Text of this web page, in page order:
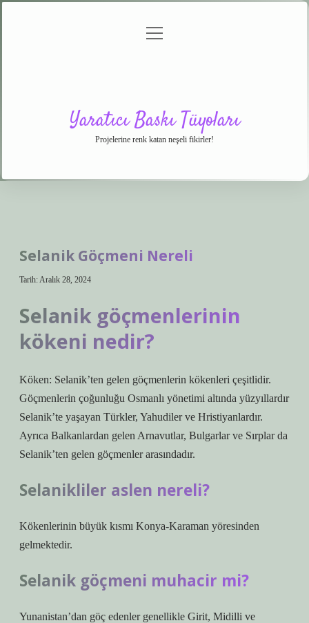
menüyü
Yaratıcı Baskı Tüyoları
Projelerine renk katan neşeli fikirler!
Selanik Göçmeni Nereli
Tarih: Aralık 28, 2024
Selanik göçmenlerinin
kökeni nedir?
Köken: Selanik’ten gelen göçmenlerin kökenleri çeşitlidir.
Göçmenlerin çoğunluğu Osmanlı yönetimi altında yüzyıllardır
Selanik’te yaşayan Türkler, Yahudiler ve Hristiyanlardır.
Ayrıca Balkanlardan gelen Arnavutlar, Bulgarlar ve Sırplar da
Selanik’ten gelen göçmenler arasındadır.
Selanikliler aslen nereli?
Kökenlerinin büyük kısmı Konya-Karaman yöresinden
gelmektedir.
Selanik göçmeni muhacir mi?
Yunanistan’dan göç edenler genellikle Girit, Midilli ve